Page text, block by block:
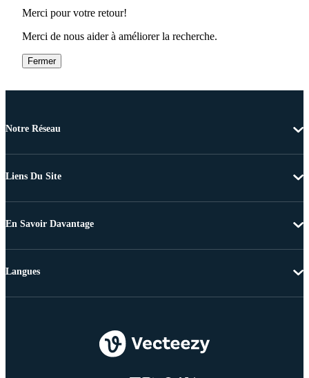
Merci pour votre retour!
Merci de nous aider à améliorer la recherche.
Fermer
Notre Réseau
Liens Du Site
En Savoir Davantage
Langues